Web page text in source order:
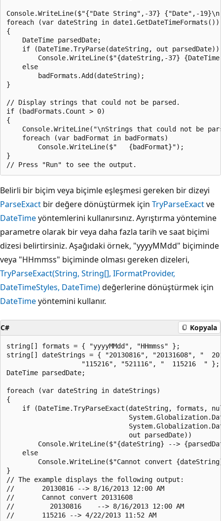
Console.WriteLine($"{"Date String",-37} {"Date",-
foreach (var dateString in date1.GetDateTimeFormats())
{
    DateTime parsedDate;
    if (DateTime.TryParse(dateString, out parsedDate))
Console.WriteLine($"{dateString,-37}
    else
        badFormats.Add(dateString);
}
// Display strings that could not be parsed.
if (badFormats.Count > 0)
{
Console.WriteLine("\nStrings that could not be
    foreach (var badFormat in badFormats)
        Console.WriteLine($"   {badFormat}");
}
Belirli bir biçim veya biçimle eşleşmesi gereken bir dizeyi
ParseExact bir değere dönüştürmek için TryParseExactve
DateTimeyöntemlerini kullanırsınız. Ayrıştırma yöntemine
parametre olarak bir veya daha fazla tarih ve saat biçimi
dizesi belirtirsiniz. Aşağıdaki örnek, "yyyyMMdd" biçiminde
veya "HHmmss" biçiminde olması gereken dizeleri,
TryParseExact(String, String[], IFormatProvider,
DateTimeStyles, DateTime)değerlerine dönüştürmek için
DateTimeyöntemini kullanır.
C# Kopyala
string[] formats = { "yyyyMMdd", "HHmmss" };
string[] dateStrings = { "20130816", "20131608", "
                   "115216", "521116", "  115216  " };
DateTime parsedDate;
foreach (var dateString in dateStrings)
{
if (DateTime.TryParseExact(dateString, formats,
                               out parsedDate))
Console.WriteLine($"{dateString} -->
    else
Console.WriteLine($"Cannot convert
}
// The example displays the following output:
//       20130816 --> 8/16/2013 12:00 AM
//       Cannot convert 20131608
//         20130816    --> 8/16/2013 12:00 AM
//       115216 --> 4/22/2013 11:52 AM